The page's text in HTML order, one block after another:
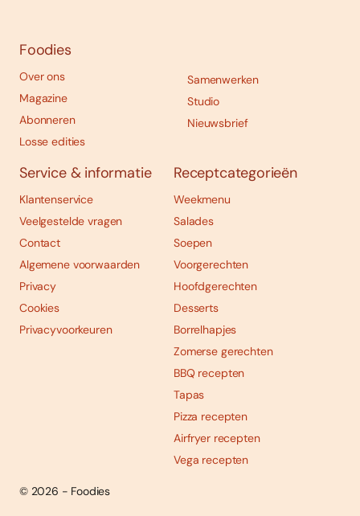
Foodies
Over ons
Magazine
Abonneren
Losse edities
Samenwerken
Studio
Nieuwsbrief
Service & informatie
Klantenservice
Veelgestelde vragen
Contact
Algemene voorwaarden
Privacy
Cookies
Privacyvoorkeuren
Receptcategorieën
Weekmenu
Salades
Soepen
Voorgerechten
Hoofdgerechten
Desserts
Borrelhapjes
Zomerse gerechten
BBQ recepten
Tapas
Pizza recepten
Airfryer recepten
Vega recepten
© 2026 - Foodies